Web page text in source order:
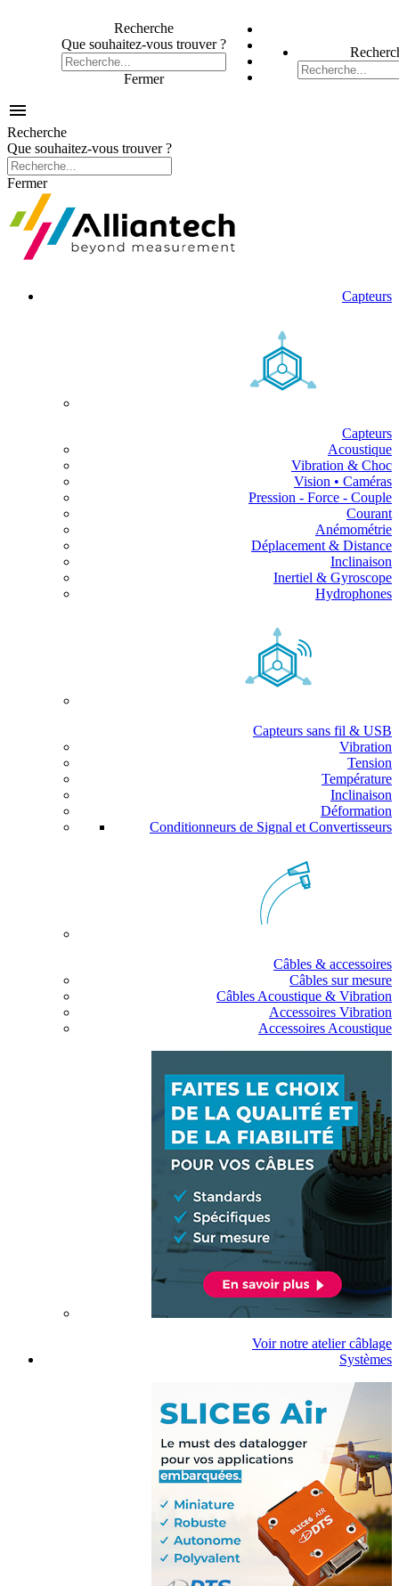
Recherche
Que souhaitez-vous trouver ?
Fermer

Recherche
Que souhaitez-vous trouver ?
Fermer
Capteurs
Capteurs
Acoustique
Vibration & Choc
Vision • Caméras
Pression - Force - Couple
Courant
Anémométrie
Déplacement & Distance
Inclinaison
Inertiel & Gyroscope
Hydrophones
Capteurs sans fil & USB
Vibration
Tension
Température
Inclinaison
Déformation
Conditionneurs de Signal et Convertisseurs
Câbles & accessoires
Câbles sur mesure
Câbles Acoustique & Vibration
Accessoires Vibration
Accessoires Acoustique
Voir notre atelier câblage
Systèmes